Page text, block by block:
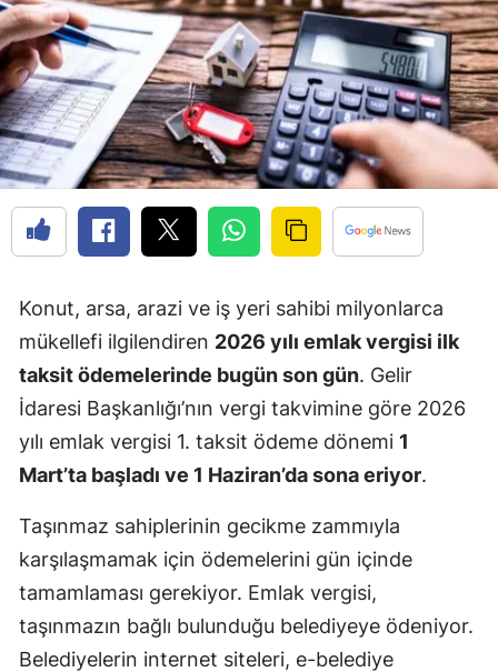
Konut, arsa, arazi ve iş yeri sahibi milyonlarca
mükellefi ilgilendiren 2026 yılı emlak vergisi ilk
taksit ödemelerinde bugün son gün. Gelir
İdaresi Başkanlığı’nın vergi takvimine göre 2026
yılı emlak vergisi 1. taksit ödeme dönemi 1
Mart’ta başladı ve 1 Haziran’da sona eriyor.
Taşınmaz sahiplerinin gecikme zammıyla
karşılaşmamak için ödemelerini gün içinde
tamamlaması gerekiyor. Emlak vergisi,
taşınmazın bağlı bulunduğu belediyeye ödeniyor.
Belediyelerin internet siteleri, e-belediye